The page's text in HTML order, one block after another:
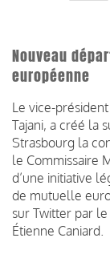
Nouveau
européenne
Le vice-
Tajani, a créé la
Strasbourg la
le Commissaire
d’une initiative
de mutuelle
sur Twitter par
Étienne Caniard.